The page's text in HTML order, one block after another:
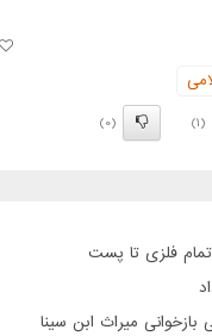
(1)
(0)
تمام فلزی تا پست
میراث ابن سینا